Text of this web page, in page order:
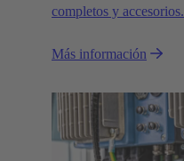
completos y accesorios.
Más información